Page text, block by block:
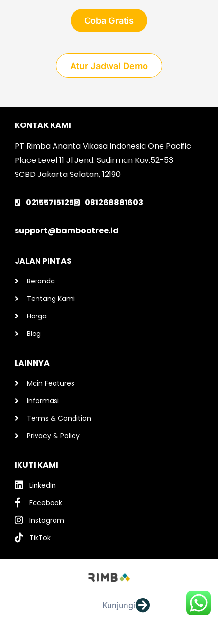
Coba Gratis
Atur Jadwal Demo
KONTAK KAMI
PT Rimba Ananta Vikasa Indonesia One Pacific
Place Level 11 Jl Jend. Sudirman Kav.52-53
SCBD Jakarta Selatan, 12190
02155715125 081268881603
support@bambootree.id
JALAN PINTAS
Beranda
Tentang Kami
Harga
Blog
LAINNYA
Main Features
Informasi
Terms & Condition
Privacy & Policy
IKUTI KAMI
LinkedIn
Facebook
Instagram
TikTok
Kunjungi